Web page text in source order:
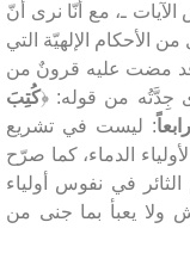
ـ، مع أنّا نرى أنّ
الأحكام الإلهيّة التي
في الآية 45 من سورة المائدة، قد مضت عليه قرونٌ من
جِدَّتُه من قوله: ﴿كُتِبَ
: ليست في تشريع
الدماء، كما صرّح
في نفوس أولياء
ولا يعبأ بما جنى من